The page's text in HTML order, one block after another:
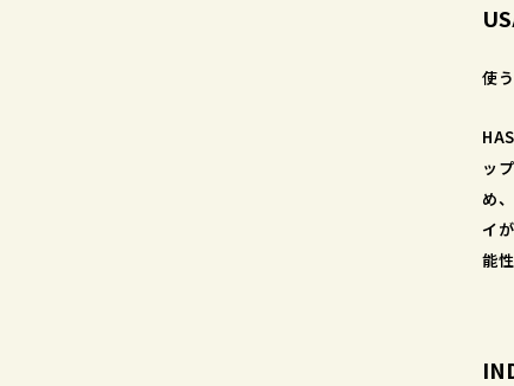
使
ッ
め
イ
能